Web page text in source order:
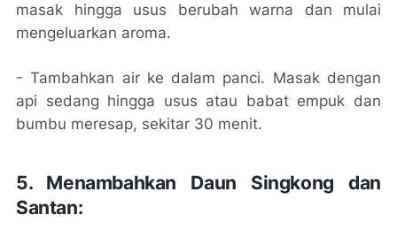
masak hingga usus berubah warna dan mulai
mengeluarkan aroma.
- Tambahkan air ke dalam panci. Masak dengan
api sedang hingga usus atau babat empuk dan
bumbu meresap, sekitar 30 menit.
5. Menambahkan Daun Singkong dan
Santan: